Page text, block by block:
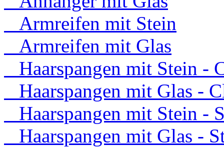
Armreifen mit Stein
Armreifen mit Glas
Haarspangen mit Stein -
Haarspangen mit Glas -
Haarspangen mit Stein -
Haarspangen mit Glas -